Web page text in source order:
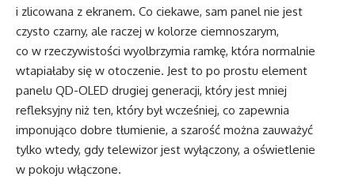
i zlicowana z ekranem. Co ciekawe, sam panel nie jest
czysto czarny, ale raczej w kolorze ciemnoszarym,
co w rzeczywistości wyolbrzymia ramkę, która normalnie
wtapiałaby się w otoczenie. Jest to po prostu element
panelu QD-OLED drugiej generacji, który jest mniej
refleksyjny niż ten, który był wcześniej, co zapewnia
imponująco dobre tłumienie, a szarość można zauważyć
tylko wtedy, gdy telewizor jest wyłączony, a oświetlenie
w pokoju włączone.